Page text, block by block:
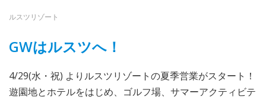
ルスツリゾート
GWはルスツへ！
4/29(水・祝) よりルスツリゾートの夏季営業がスタート！
遊園地とホテルをはじめ、ゴルフ場、サマーアクティビテ